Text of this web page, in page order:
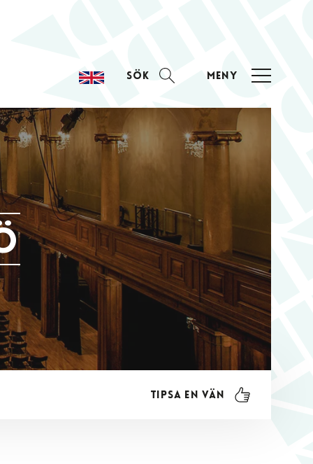
Sök Meny
Tipsa en vän